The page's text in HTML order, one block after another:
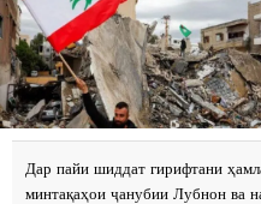
Дар пайи шиддат гирифтани
минтақаҳои ҷанубии Лубнон ва